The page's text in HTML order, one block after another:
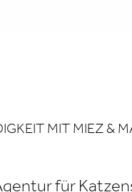
MIT MIEZ &
für